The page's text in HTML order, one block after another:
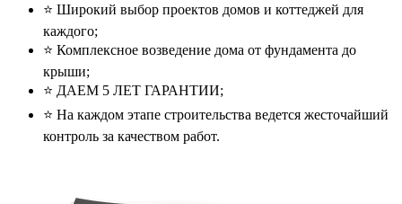
⭐️ Широкий выбор проектов домов и коттеджей для
каждого;
⭐️ Комплексное возведение дома от фундамента до
крыши;
⭐️ ДАЕМ 5 ЛЕТ ГАРАНТИИ;
⭐️ На каждом этапе строительства ведется жесточайший
контроль за качеством работ.